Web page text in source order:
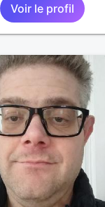
Voir le profil